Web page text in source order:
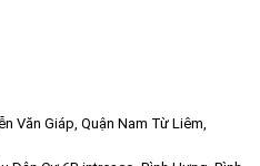
Văn Giáp, Quận Nam Từ Liêm,